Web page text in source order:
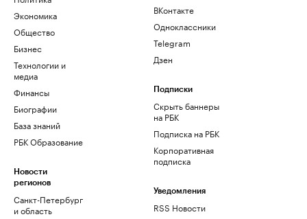
Экономика
Общество
Бизнес
Технологии и
медиа
Финансы
Биографии
База знаний
РБК Образование
Новости
регионов
Санкт-Петербург
и область
ВКонтакте
Одноклассники
Telegram
Дзен
Подписки
Скрыть баннеры
на РБК
Подписка на РБК
Корпоративная
подписка
Уведомления
RSS Новости